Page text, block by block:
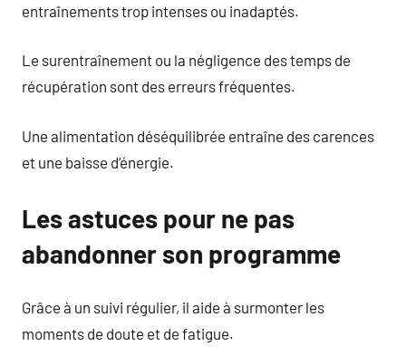
entraînements trop intenses ou inadaptés.
Le surentraînement ou la négligence des temps de
récupération sont des erreurs fréquentes.
Une alimentation déséquilibrée entraîne des carences
et une baisse d’énergie.
Les astuces pour ne pas
abandonner son programme
Grâce à un suivi régulier, il aide à surmonter les
moments de doute et de fatigue.